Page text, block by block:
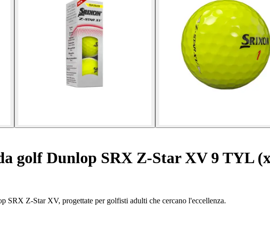
golf Dunlop SRX Z-Star XV 9 TYL
SRX Z-Star XV, progettate per golfisti adulti che cercano l'eccellenza.